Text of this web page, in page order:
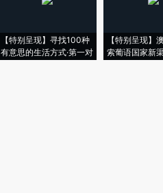
【特别呈现】寻找100种
有意思的生活方式·第一对
【特别呈现】
索葡语国家新